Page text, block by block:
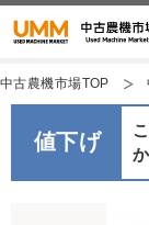
中古農機市場TOP
値下げ